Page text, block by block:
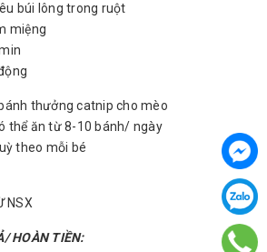
búi lông trong ruột
miệng
bánh thưởng catnip cho mèo
thể ăn từ 8-10 bánh/ ngày
theo mỗi bé
NSX
HOÀN TIỀN: